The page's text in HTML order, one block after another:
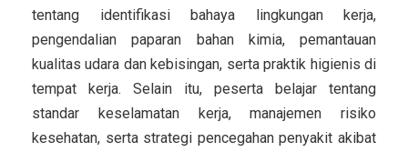
tentang identifikasi bahaya lingkungan kerja,
pengendalian paparan bahan kimia, pemantauan
kualitas udara dan kebisingan, serta praktik higienis di
tempat kerja. Selain itu, peserta belajar tentang
standar keselamatan kerja, manajemen risiko
kesehatan, serta strategi pencegahan penyakit akibat